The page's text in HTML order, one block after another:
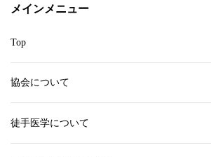
メインメニュー
Top
協会について
徒手医学について